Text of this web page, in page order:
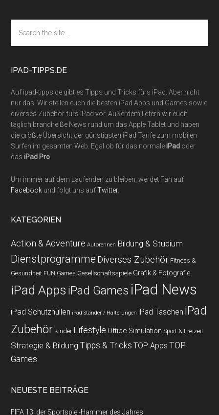
Footer
the
site
IPAD-TIPPS.DE
Auf ipad-tipps.de gibt es Tipps und Tricks fürs iPad. Aber nicht
nur das! Wir stellen euch die besten iPad Apps und Games sowie
diverses Zubehör fürs iPad vor. Außerdem liefern wir euch
täglich brandheiße News rund um das Apple Tablet und haben
die größte Übersicht der günstigsten iPad Tarife zum mobilen
Surfen im gesamten Web. Egal ob für das normaleiPad oder
dasiPad Pro
Um immer auf dem Laufenden zu bleiben, werdet Fan auf
Facebook und folgt uns aufTwitter.
KATEGORIEN
Action & Adventure Autorennen Bildung & Studium
Dienstprogramme Diverses Zubehör Fitness &
Gesundheit FUN Games Gesellschaftsspiele Grafik & Fotografie
iPad Apps iPad Games iPad News
iPad Schutzhüllen iPad Ständer / Halterungen iPad Taschen iPad
Zubehör Kinder Lifestyle Office Simulation Sport & Freizeit
Strategie & Bildung Tipps & Tricks TOP Apps TOP
Games
NEUESTE BEITRÄGE
FIFA 13, der Sportspiel-Hammer des Jahres